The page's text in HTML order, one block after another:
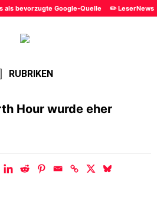
als bevorzugte Google-Quelle ✏️ LeserNews
RUBRIKEN
Hour wurde eher